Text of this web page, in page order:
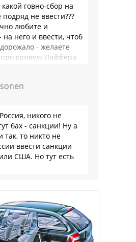
говно-сбор на
подряд не ввести???
любите и
на него и ввести, чтоб
- желаете
про кривую Лаффера
никого не
бах - санкции! Ну а
так, то никто не
ввести санкции
США. Но тут есть